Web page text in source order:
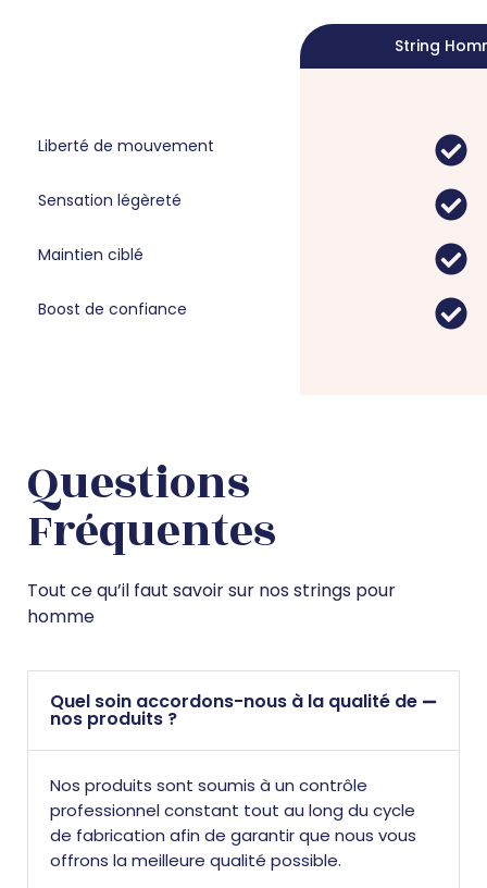
String
Liberté de mouvement
Sensation légèreté
Maintien ciblé
Boost de confiance
Questions
Fréquentes
Tout ce qu’il faut savoir sur nos strings pour
homme
Quel soin accordons-nous à la qualité de
nos produits ?
Nos produits sont soumis à un contrôle
professionnel constant tout au long du cycle
de fabrication afin de garantir que nous vous
offrons la meilleure qualité possible.